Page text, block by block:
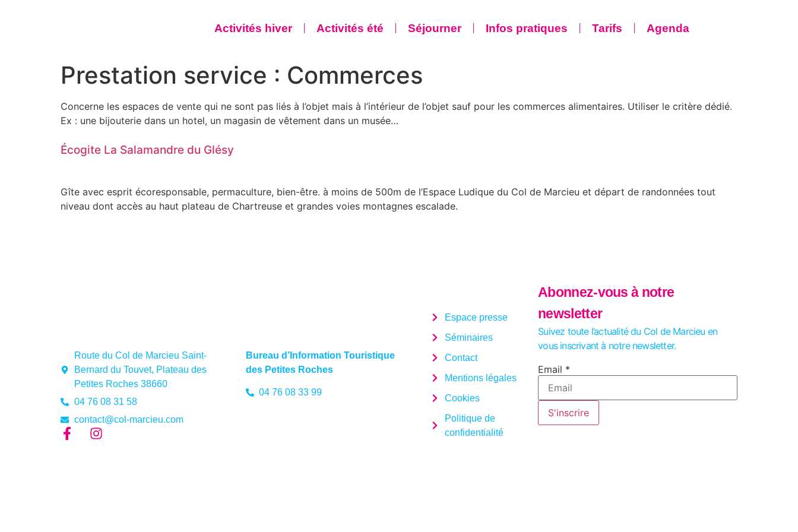
Activités hiver Activités été Séjourner Infos pratiques Tarifs Agenda
Prestation service : Commerces
Concerne les espaces de vente qui ne sont pas liés à l’objet mais à l’intérieur de l’objet sauf pour les commerces alimentaires. Utiliser le critère dédié.
Ex : une bijouterie dans un hotel, un magasin de vêtement dans un musée…
Écogite La Salamandre du Glésy
Gîte avec esprit écoresponsable, permaculture, bien-être. à moins de 500m de l’Espace Ludique du Col de Marcieu et départ de randonnées tout
niveau dont accès au haut plateau de Chartreuse et grandes voies montagnes escalade.
Route du Col de Marcieu Saint-
Bernard du Touvet, Plateau des
Petites Roches 38660
04 76 08 31 58
contact@col-marcieu.com
Bureau d’Information Touristique
des Petites Roches
04 76 08 33 99
Espace presse
Séminaires
Contact
Mentions légales
Cookies
Politique de
confidentialité
Abonnez-vous à notre
newsletter
Suivez toute l’actualité du Col de Marcieu en
vous inscrivant à notre newsletter.
Email
Email *
S'inscrire